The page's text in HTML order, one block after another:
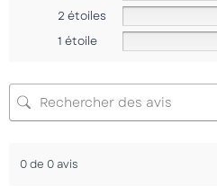
2 étoiles
1 étoile
0 de 0 avis